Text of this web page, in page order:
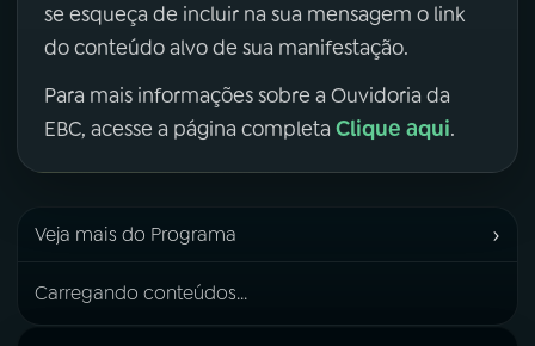
se esqueça de incluir na sua mensagem o link
do conteúdo alvo de sua manifestação.
Para mais informações sobre a Ouvidoria da
EBC, acesse a página completa Clique aqui.
Veja mais do Programa ›
Carregando conteúdos...